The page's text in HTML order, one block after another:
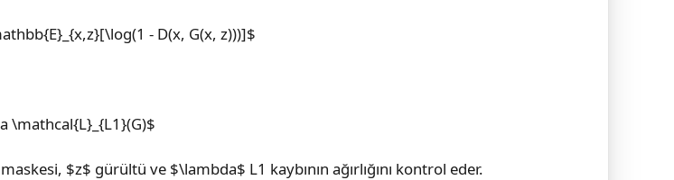
- D(x, G(x, z)))]$
\mathcal{L}_{L1}(G)$
$z$ gürültü ve $\lambda$ L1 kaybının ağırlığını kontrol eder.